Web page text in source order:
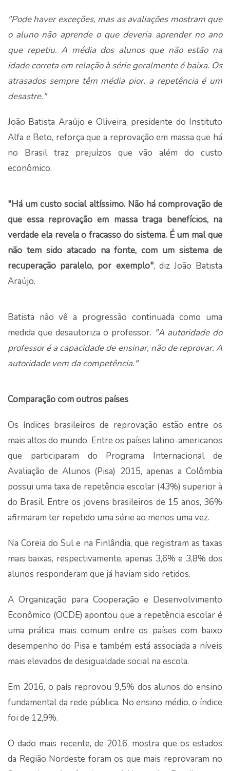
"Pode haver exceções, mas as avaliações mostram que
o aluno não aprende o que deveria aprender no ano
que repetiu. A média dos alunos que não estão na
idade correta em relação à série geralmente é baixa. Os
atrasados sempre têm média pior, a repetência é um
desastre."
João Batista Araújo e Oliveira, presidente do Instituto
Alfa e Beto, reforça que a reprovação em massa que há
no Brasil traz prejuízos que vão além do custo
econômico.
"Há um custo social altíssimo. Não há comprovação de
que essa reprovação em massa traga benefícios, na
verdade ela revela o fracasso do sistema. É um mal que
não tem sido atacado na fonte, com um sistema de
recuperação paralelo, por exemplo", diz João Batista
Araújo.
Batista não vê a progressão continuada como uma
medida que desautoriza o professor. "A autoridade do
professor é a capacidade de ensinar, não de reprovar. A
autoridade vem da competência."
Comparação com outros países
Os índices brasileiros de reprovação estão entre os
mais altos do mundo. Entre os países latino-americanos
que participaram do Programa Internacional de
Avaliação de Alunos (Pisa) 2015, apenas a Colômbia
possui uma taxa de repetência escolar (43%) superior à
do Brasil. Entre os jovens brasileiros de 15 anos, 36%
afirmaram ter repetido uma série ao menos uma vez.
Na Coreia do Sul e na Finlândia, que registram as taxas
mais baixas, respectivamente, apenas 3,6% e 3,8% dos
alunos responderam que já haviam sido retidos.
A Organização para Cooperação e Desenvolvimento
Econômico (OCDE) apontou que a repetência escolar é
uma prática mais comum entre os países com baixo
desempenho do Pisa e também está associada a níveis
mais elevados de desigualdade social na escola.
Em 2016, o país reprovou 9,5% dos alunos do ensino
fundamental da rede pública. No ensino médio, o índice
foi de 12,9%.
O dado mais recente, de 2016, mostra que os estados
da Região Nordeste foram os que mais reprovaram no